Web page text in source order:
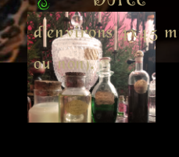
d'environs 4x45
ou non).